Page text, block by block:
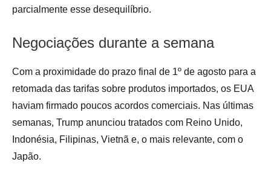
parcialmente esse desequilíbrio.
Negociações durante a semana
Com a proximidade do prazo final de 1º de agosto para a
retomada das tarifas sobre produtos importados, os EUA
haviam firmado poucos acordos comerciais. Nas últimas
semanas, Trump anunciou tratados com Reino Unido,
Indonésia, Filipinas, Vietnã e, o mais relevante, com o
Japão.